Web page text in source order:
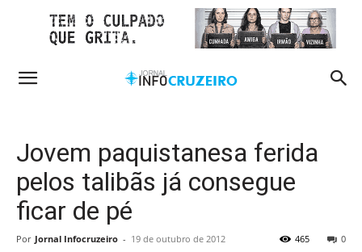
Jovem paquistanesa ferida
pelos talibãs já consegue
ficar de pé
Por Jornal Infocruzeiro - 19 de outubro de 2012 0
465